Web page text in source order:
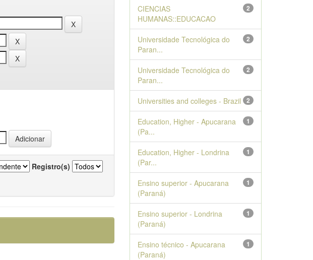
Registro(s)
2
CIENCIAS
HUMANAS::EDUCACAO
2
Universidade Tecnológica do
Paran...
2
Universidade Tecnológica do
Paran...
2
Universities and colleges - Brazil
1
Education, Higher - Apucarana
(Pa...
1
Education, Higher - Londrina
(Par...
1
Ensino superior - Apucarana
(Paraná)
1
Ensino superior - Londrina
(Paraná)
1
Ensino técnico - Apucarana
(Paraná)